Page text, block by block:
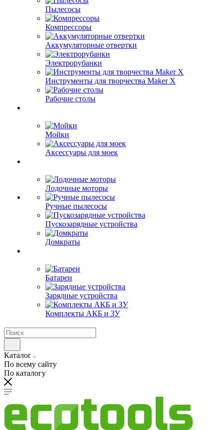
Пылесосы
Компрессоры
Аккумуляторные отвертки
Электрорубанки
Инструменты для творчества Maker X
Рабочие столы
Мойки
Аксессуары для моек
Лодочные моторы
Ручные пылесосы
Пускозарядные устройства
Домкраты
Батареи
Зарядные устройства
Комплекты АКБ и ЗУ
Каталог
По всему сайту
По каталогу